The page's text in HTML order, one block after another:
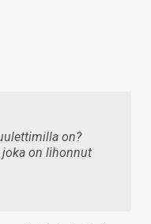
on?
on lihonnut